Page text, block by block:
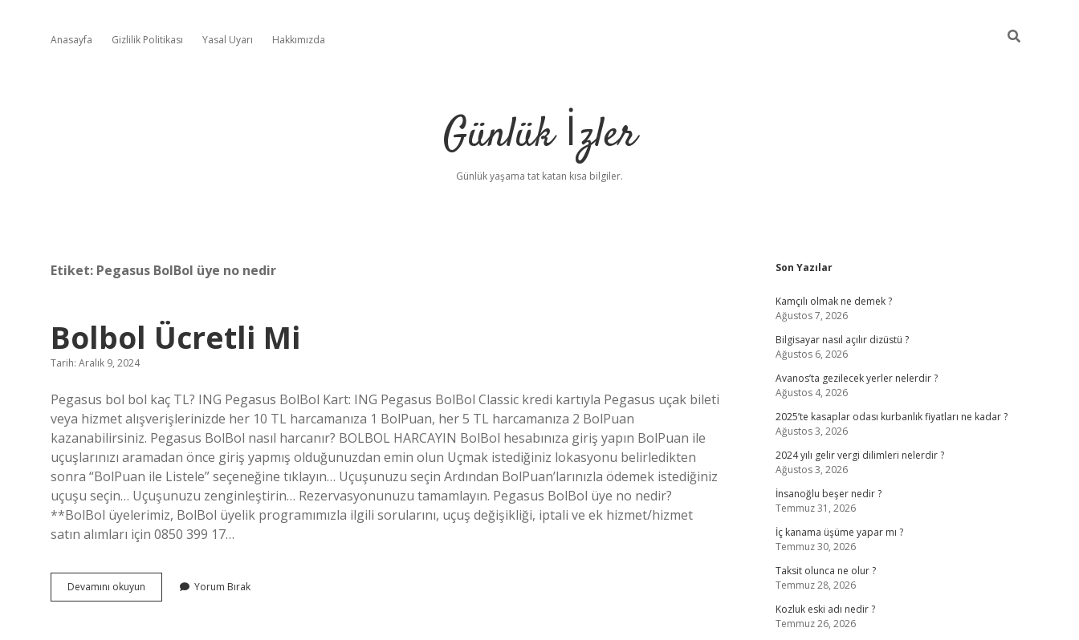
Anasayfa Gizlilik Politikası Yasal Uyarı Hakkımızda
Günlük İzler
Günlük yaşama tat katan kısa bilgiler.
Etiket: Pegasus BolBol üye no nedir
Bolbol Ücretli Mi
Tarih: Aralık 9, 2024
Pegasus bol bol kaç TL? ING Pegasus BolBol Kart: ING Pegasus BolBol Classic kredi kartıyla Pegasus uçak bileti
veya hizmet alışverişlerinizde her 10 TL harcamanıza 1 BolPuan, her 5 TL harcamanıza 2 BolPuan
kazanabilirsiniz. Pegasus BolBol nasıl harcanır? BOLBOL HARCAYIN BolBol hesabınıza giriş yapın BolPuan ile
uçuşlarınızı aramadan önce giriş yapmış olduğunuzdan emin olun Uçmak istediğiniz lokasyonu belirledikten
sonra “BolPuan ile Listele” seçeneğine tıklayın… Uçuşunuzu seçin Ardından BolPuan’larınızla ödemek istediğiniz
uçuşu seçin… Uçuşunuzu zenginleştirin… Rezervasyonunuzu tamamlayın. Pegasus BolBol üye no nedir?
**BolBol üyelerimiz, BolBol üyelik programımızla ilgili sorularını, uçuş değişikliği, iptali ve ek hizmet/hizmet
satın alımları için 0850 399 17…
Devamını okuyun
Ücretli
Yorum Bırak
Sidebar
Son Yazılar
Kamçılı olmak ne demek ?
Ağustos 7, 2026
Bilgisayar nasıl açılır dizüstü ?
Ağustos 6, 2026
Avanos’ta gezilecek yerler nelerdir ?
Ağustos 4, 2026
2025’te kasaplar odası kurbanlık fiyatları ne kadar ?
Ağustos 3, 2026
2024 yılı gelir vergi dilimleri nelerdir ?
Ağustos 3, 2026
İnsanoğlu beşer nedir ?
Temmuz 31, 2026
İç kanama üşüme yapar mı ?
Temmuz 30, 2026
Taksit olunca ne olur ?
Temmuz 28, 2026
Kozluk eski adı nedir ?
Temmuz 26, 2026